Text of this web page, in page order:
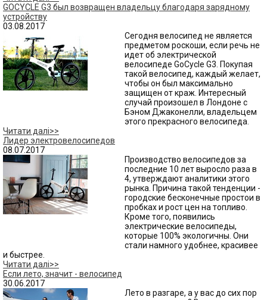
GOCYCLE G3 был возвращен владельцу благодаря зарядному
устройству
03.08.2017
Сегодня велосипед не является
предметом роскоши, если речь не
идет об электрической
велосипеде GoCycle G3. Покупая
такой велосипед, каждый желает,
чтобы он был максимально
защищен от краж. Интересный
случай произошел в Лондоне с
Бэном Джаконелли, владельцем
этого прекрасного велосипеда.
Читати далі>>
Лидер электровелосипедов
08.07.2017
Производство велосипедов за
последние 10 лет выросло раза в
4, утверждают аналитики этого
рынка. Причина такой тенденции -
городские бесконечные простои в
пробках и рост цен на топливо.
Кроме того, появились
электрические велосипеды,
которые 100% экологичны. Они
стали намного удобнее, красивее
и быстрее.
Читати далі>>
Если лето, значит - велосипед
30.06.2017
Лето в разгаре, а у вас до сих пор